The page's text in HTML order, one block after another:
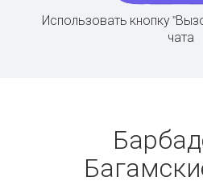
Использовать кнопку
чата